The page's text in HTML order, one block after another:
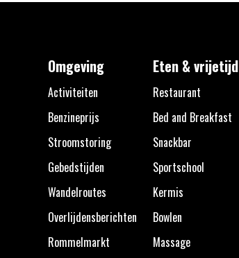
Omgeving
Activiteiten
Benzineprijs
Stroomstoring
Gebedstijden
Wandelroutes
Overlijdensberichten
Rommelmarkt
Eten & vrijetijd
Restaurant
Bed and Breakfast
Snackbar
Sportschool
Kermis
Bowlen
Massage